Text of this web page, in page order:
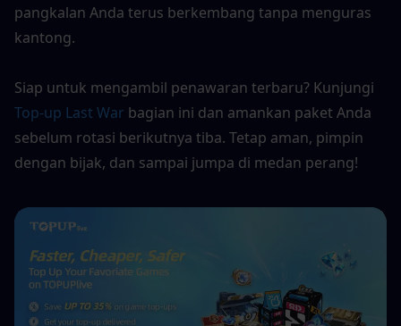
pangkalan Anda terus berkembang tanpa menguras
kantong.
Top-up Last War bagian ini dan amankan paket Anda
sebelum rotasi berikutnya tiba. Tetap aman, pimpin
dengan bijak, dan sampai jumpa di medan perang!